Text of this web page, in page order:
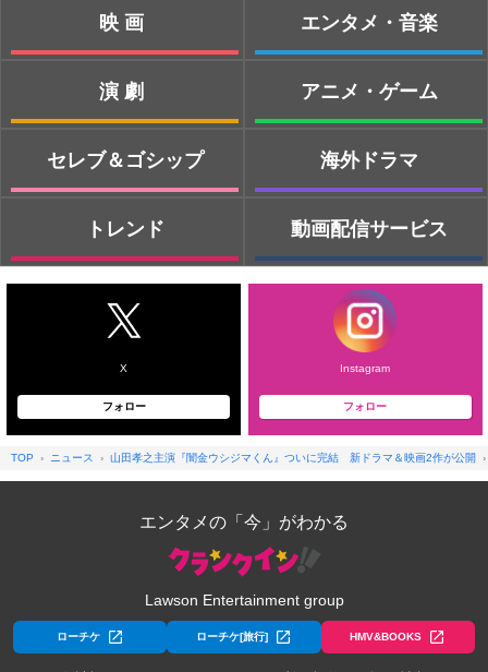
映画
演劇
セレブ＆ゴシップ
トレンド
エンタメ・音楽
アニメ・ゲーム
海外ドラマ
動画配信サービス
X
フォロー
Instagram
フォロー
TOP ニュース 山田孝之主演『闇金ウシジマくん』ついに完結 新ドラマ＆映画2作が公開
エンタメの「今」がわかる
Lawson Entertainment group
ローチケ ローチケ[旅行] HMV&BOOKS